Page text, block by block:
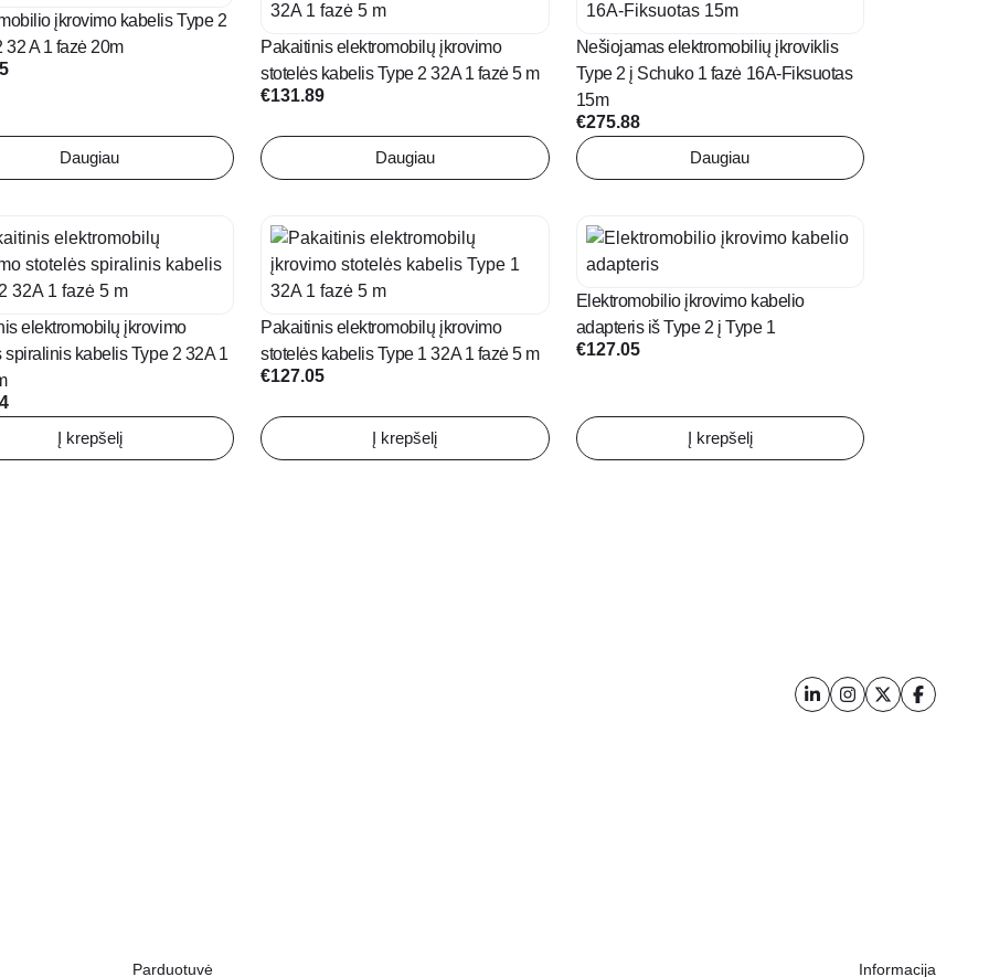
įkrovimo kabelis Type 2
32 A 1 fazė 20m
Daugiau
Pakaitinis elektromobilų įkrovimo
stotelės kabelis Type 2 32A 1 fazė 5 m
€131.89
Daugiau
Nešiojamas elektromobilių įkroviklis
Type 2 į Schuko 1 fazė 16A-Fiksuotas
15m
€275.88
Daugiau
elektromobilų įkrovimo
spiralinis kabelis Type 2 32A 1
Į krepšelį
Pakaitinis elektromobilų įkrovimo
stotelės kabelis Type 1 32A 1 fazė 5 m
€127.05
Į krepšelį
Elektromobilio įkrovimo kabelio
adapteris iš Type 2 į Type 1
€127.05
Į krepšelį
Parduotuvė Informacija